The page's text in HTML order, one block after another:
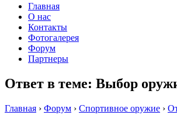
Главная
О нас
Контакты
Фотогалерея
Форум
Партнеры
Ответ в теме: Выбор
Главная › Форум › Спортивное оружие ›